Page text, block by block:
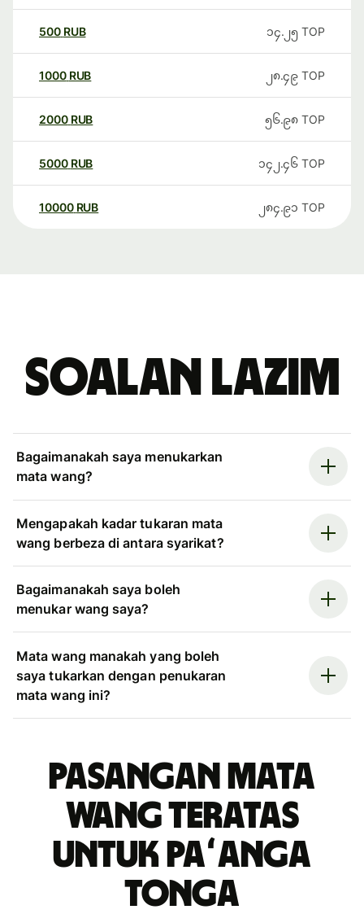
500 RUB ၁၄.၂၅ TOP
1000 RUB ၂၈.၄၉ TOP
2000 RUB ၅၆.၉၈ TOP
5000 RUB ၁၄၂.၄၆ TOP
10000 RUB ၂၈၄.၉၁ TOP
Soalan Lazim
Bagaimanakah saya menukarkan
mata wang?
Mengapakah kadar tukaran mata
wang berbeza di antara syarikat?
Bagaimanakah saya boleh
menukar wang saya?
Mata wang manakah yang boleh
saya tukarkan dengan penukaran
mata wang ini?
Pasangan mata
wang teratas
untuk paʻanga
Tonga